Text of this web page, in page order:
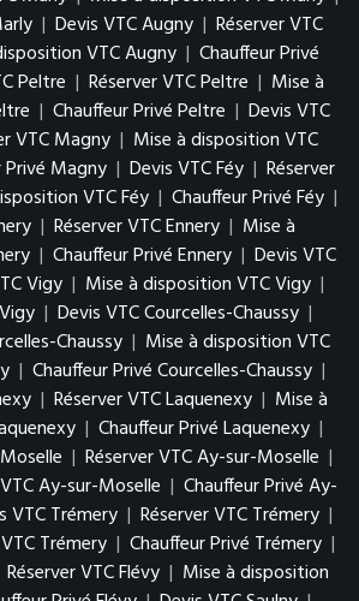
| Devis VTC Augny | Réserver VTC
VTC Augny | Chauffeur Privé
Peltre | Réserver VTC Peltre | Mise à
| Chauffeur Privé Peltre | Devis VTC
VTC Magny | Mise à disposition VTC
Privé Magny | Devis VTC Féy | Réserver
VTC Féy | Chauffeur Privé Féy |
| Réserver VTC Ennery | Mise à
| Chauffeur Privé Ennery | Devis VTC
Vigy | Mise à disposition VTC Vigy |
| Devis VTC Courcelles-Chaussy |
Chaussy | Mise à disposition VTC
| Chauffeur Privé Courcelles-Chaussy |
| Réserver VTC Laquenexy | Mise à
| Chauffeur Privé Laquenexy |
| Réserver VTC Ay-sur-Moselle |
Ay-sur-Moselle | Chauffeur Privé Ay-
VTC Trémery | Réserver VTC Trémery |
Trémery | Chauffeur Privé Trémery |
Réserver VTC Flévy | Mise à disposition